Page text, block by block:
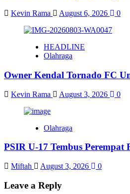
Kevin Rama August 6, 2026 0
HEADLINE
Olahraga
Owner Kendal Tornado FC
Kevin Rama August 3, 2026 0
Olahraga
PSIR U-17 Tembus
Miftah August 3, 2026 0
Leave a Reply